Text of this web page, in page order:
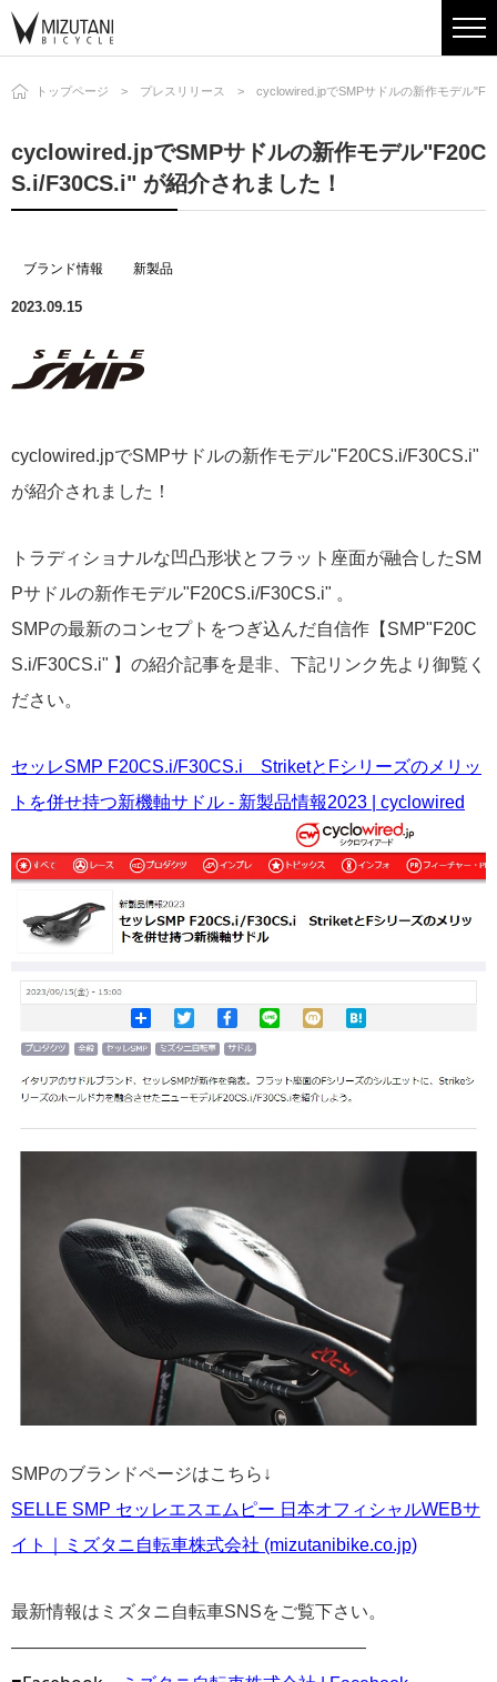
トップページ プレスリリース cyclowired.jpでSMPサドルの新作モデル
cyclowired.jpでSMPサドルの新作モデル"F20C
S.i/F30CS.i" が紹介されました！
ブランド情報 新製品
2023.09.15
cyclowired.jpでSMPサドルの新作モデル"F20CS.i/F30CS.i"
が紹介されました！
トラディショナルな凹凸形状とフラット座面が融合したSM
Pサドルの新作モデル"F20CS.i/F30CS.i" 。
SMPの最新のコンセプトをつぎ込んだ自信作【SMP"F20C
S.i/F30CS.i" 】の紹介記事を是非、下記リンク先より御覧く
ださい。
セッレSMP F20CS.i/F30CS.i StriketとFシリーズのメリッ
トを併せ持つ新機軸サドル - 新製品情報2023 | cyclowired
SMPのブランドページはこちら↓
SELLE SMP セッレエスエムピー 日本オフィシャルWEBサ
イト｜ミズタニ自転車株式会社 (mizutanibike.co.jp)
最新情報はミズタニ自転車SNSをご覧下さい。
————————————————————